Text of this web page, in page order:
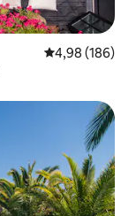
4,98 de uma
4,98 (186)